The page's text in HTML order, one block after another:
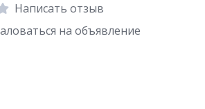
Написать отзыв
на объявление